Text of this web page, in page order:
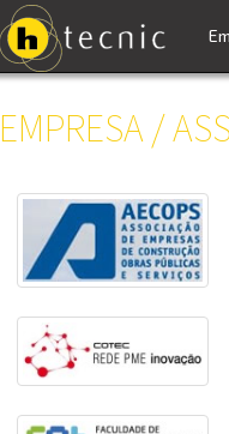
EMPRESA /